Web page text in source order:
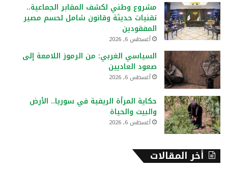
ن
مشروع وطني لكشف المقابر الجماعية..
تقنيات حديثة وقانون شامل لحسم مصير
المفقودين
أغسطس 6, 2026
السياسي الغربي: من الرموز اللامعة إلى
صعود العاديين
أغسطس 6, 2026
حكاية المرأة الريفية في سوريا.. الأرض
والبيت والحياة
أغسطس 6, 2026
أخر المقالات